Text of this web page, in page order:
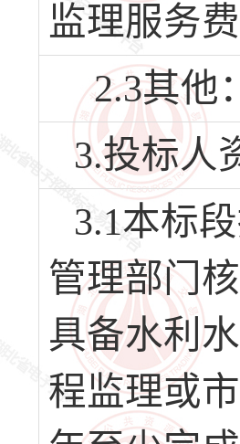
监理服务
2.3其他
3.投标人
3.1本标
管理部门
具备水利
程监理或